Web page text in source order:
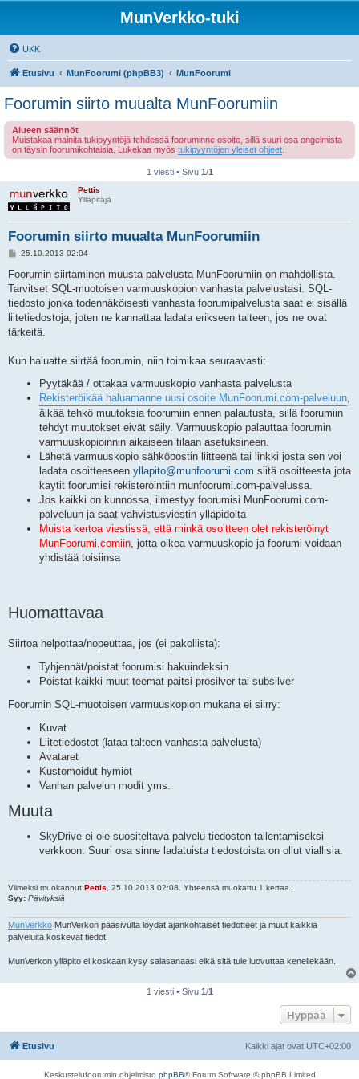
MunVerkko-tuki
UKK
Etusivu MunFoorumi (phpBB3) MunFoorumi
Foorumin siirto muualta MunFoorumiin
Alueen säännöt
Muistakaa mainita tukipyyntöjä tehdessä fooruminne osoite, sillä suuri osa ongelmista
on täysin foorumikohtaisia. Lukekaa myös tukipyyntöjen yleiset ohjeet
1 viesti • Sivu 1/1
Pettis
Ylläpitäjä
Foorumin siirto muualta MunFoorumiin
V
e
t
i
25.10.2013 02:04
Foorumin siirtäminen muusta palvelusta MunFoorumiin on mahdollista.
Tarvitset SQL-muotoisen varmuuskopion vanhasta palvelustasi. SQL-
tiedosto jonka todennäköisesti vanhasta foorumipalvelusta saat ei sisällä
liitetiedostoja, joten ne kannattaa ladata erikseen talteen, jos ne ovat
tärkeitä.
Kun haluatte siirtää foorumin, niin toimikaa seuraavasti:
Pyytäkää / ottakaa varmuuskopio vanhasta palvelusta
Rekisteröikää haluamanne uusi osoite MunFoorumi.com-palveluun,
älkää tehkö muutoksia foorumiin ennen palautusta, sillä foorumiin
tehdyt muutokset eivät säily. Varmuuskopio palauttaa foorumin
varmuuskopioinnin aikaiseen tilaan asetuksineen.
Lähetä varmuuskopio sähköpostin liitteenä tai linkki josta sen voi
ladata osoitteeseen yllapito@munfoorumi.com siitä osoitteesta jota
käytit foorumisi rekisteröintiin munfoorumi.com-palvelussa.
Jos kaikki on kunnossa, ilmestyy foorumisi MunFoorumi.com-
palveluun ja saat vahvistusviestin ylläpidolta
Muista kertoa viestissä, että minkä osoitteen olet rekisteröinyt
MunFoorumi.comiin, jotta oikea varmuuskopio ja foorumi voidaan
yhdistää toisiinsa
Huomattavaa
Siirtoa helpottaa/nopeuttaa, jos (ei pakollista):
Tyhjennät/poistat foorumisi hakuindeksin
Poistat kaikki muut teemat paitsi prosilver tai subsilver
Foorumin SQL-muotoisen varmuuskopion mukana ei siirry:
Kuvat
Liitetiedostot (lataa talteen vanhasta palvelusta)
Avataret
Kustomoidut hymiöt
Vanhan palvelun modit yms.
Muuta
SkyDrive ei ole suositeltava palvelu tiedoston tallentamiseksi
verkkoon. Suuri osa sinne ladatuista tiedostoista on ollut viallisia.
Viimeksi muokannut Pettis, 25.10.2013 02:08. Yhteensä muokattu 1 kertaa.
Syy: Pävityksiä
MunVerkko MunVerkon pääsivulta löydät ajankohtaiset tiedotteet ja muut kaikkia
palveluita koskevat tiedot.
MunVerkon ylläpito ei koskaan kysy salasanaasi eikä sitä tule luovuttaa kenellekään.
1 viesti • Sivu 1/1
Hyppää
Etusivu Kaikki ajat ovat UTC+02:00
Keskustelufoorumin ohjelmisto phpBB® Forum Software © phpBB Limited